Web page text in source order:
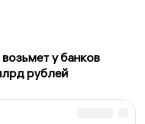
у банков
рублей